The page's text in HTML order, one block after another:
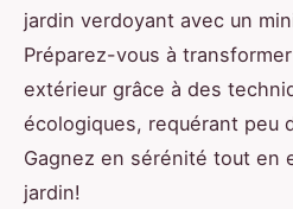
jardin verdoyant avec un
Préparez-vous à
extérieur grâce à des
écologiques, requérant peu
Gagnez en sérénité tout en
jardin!